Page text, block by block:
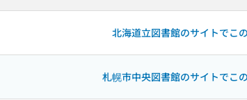
北海道立図書館のサイトでこ
札幌市中央図書館のサイトでこ